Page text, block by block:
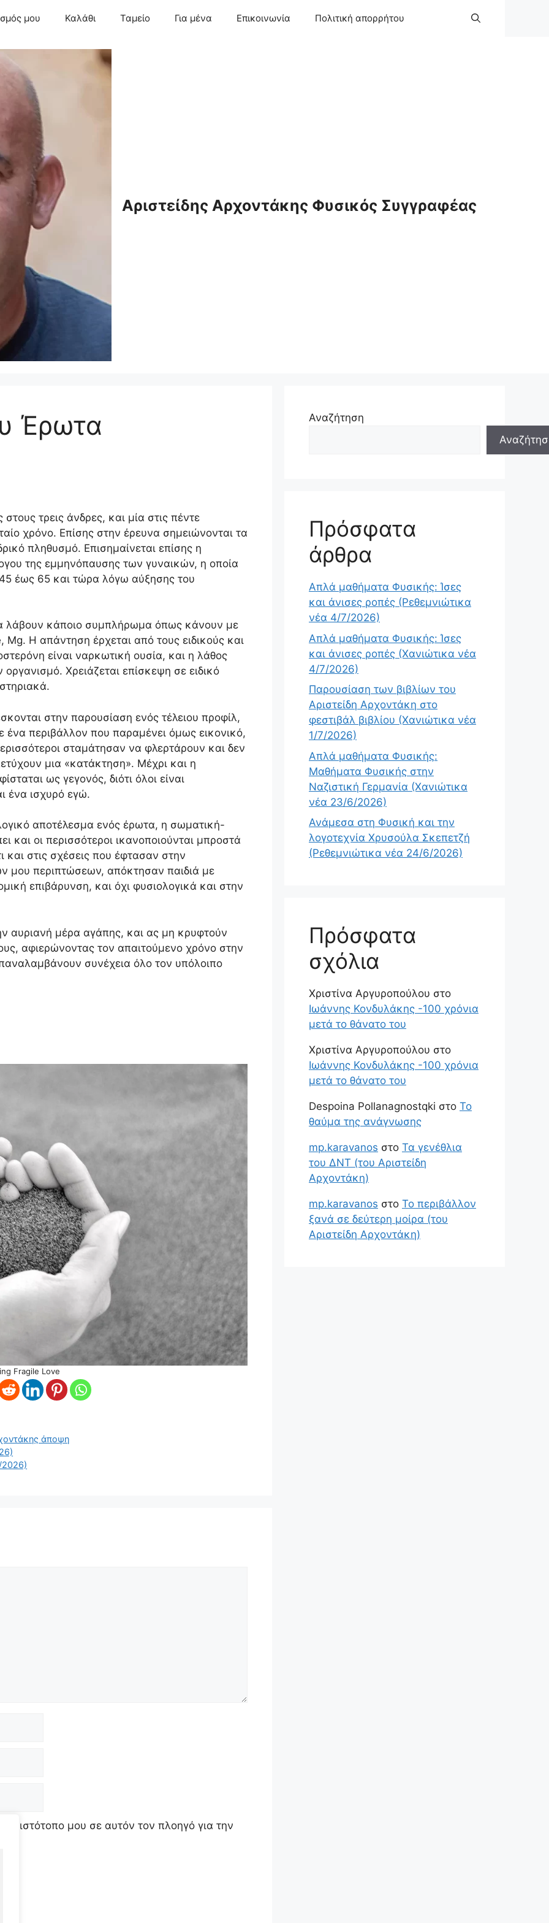
μου Καλάθι Ταμείο Για μένα Επικοινωνία Πολιτική απορρήτου
Αριστείδης Αρχοντάκης Φυσικός Συγγραφέας
Έρωτα
τρεις άνδρες, και μία στις πέντε
χρόνο. Επίσης στην έρευνα σημειώνονται τα
πληθυσμό. Επισημαίνεται επίσης η
της εμμηνόπαυσης των γυναικών, η οποία
45 έως 65 και τώρα λόγω αύξησης του
λάβουν κάποιο συμπλήρωμα όπως κάνουν με
Mg. Η απάντηση έρχεται από τους ειδικούς και
είναι ναρκωτική ουσία, και η λάθος
Χρειάζεται επίσκεψη σε ειδικό
στην παρουσίαση ενός τέλειου προφίλ,
ένα περιβάλλον που παραμένει όμως εικονικό,
σταμάτησαν να φλερτάρουν και δεν
μια «κατάκτηση». Μέχρι και η
ως γεγονός, διότι όλοι είναι
ένα ισχυρό εγώ.
αποτέλεσμα ενός έρωτα, η σωματική-
και οι περισσότεροι ικανοποιούνται μπροστά
και στις σχέσεις που έφτασαν στην
μου περιπτώσεων, απόκτησαν παιδιά με
επιβάρυνση, και όχι φυσιολογικά και στην
αυριανή μέρα αγάπης, και ας μη κρυφτούν
αφιερώνοντας τον απαιτούμενο χρόνο στην
συνέχεια όλο τον υπόλοιπο
Fragile Love
άποψη
2026)
ιστότοπο μου σε αυτόν τον πλοηγό για την
Αναζήτηση
Πρόσφατα
άρθρα
Απλά μαθήματα Φυσικής: Ίσες
και άνισες ροπές (Ρεθεμνιώτικα
νέα 4/7/2026)
Απλά μαθήματα Φυσικής: Ίσες
και άνισες ροπές (Χανιώτικα νέα
4/7/2026)
Παρουσίαση των βιβλίων του
Αριστείδη Αρχοντάκη στο
φεστιβάλ βιβλίου (Χανιώτικα νέα
1/7/2026)
Απλά μαθήματα Φυσικής:
Μαθήματα Φυσικής στην
Ναζιστική Γερμανία (Χανιώτικα
νέα 23/6/2026)
Ανάμεσα στη Φυσική και την
λογοτεχνία Χρυσούλα Σκεπετζή
(Ρεθεμνιώτικα νέα 24/6/2026)
Πρόσφατα
σχόλια
Χριστίνα Αργυροπούλου στο
Ιωάννης Κονδυλάκης -100 χρόνια
μετά το θάνατο του
Χριστίνα Αργυροπούλου στο
Ιωάννης Κονδυλάκης -100 χρόνια
μετά το θάνατο του
Despoina Pollanagnostqki στο Το
θαύμα της ανάγνωσης
mp.karavanos στο Τα γενέθλια
του ΔΝΤ (του Αριστείδη
Αρχοντάκη)
mp.karavanos στο Το περιβάλλον
ξανά σε δεύτερη μοίρα (του
Αριστείδη Αρχοντάκη)